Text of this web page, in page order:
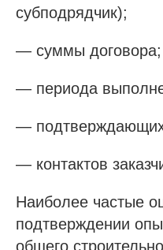
субподрядчик);
— суммы договора;
— периода
—
— контактов
Наиболее частые
подтверждении
общего
Гарантии
Наша команда
Отзывы